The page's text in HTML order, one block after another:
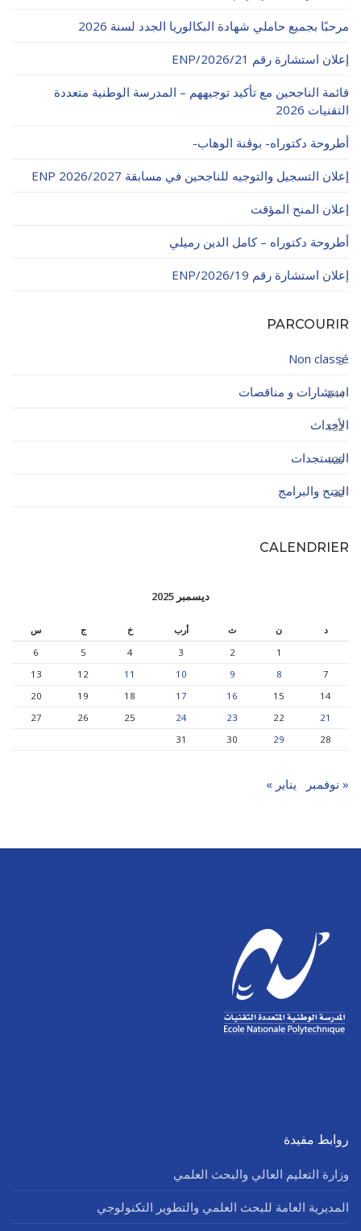
مرحبًا بجميع حاملي شهادة البكالوريا الجدد لسنة 2026
إعلان استشارة رقم 21/ENP/2026
قائمة الناجحين مع تأكيد توجيههم – المدرسة الوطنية متعددة
التقنيات 2026
أطروحة دكتوراه- بوڨنة الوهاب-
إعلان التسجيل والتوجيه للناجحين في مسابقة ENP 2026/2027
إعلان المنح المؤقت
أطروحة دكتوراه – كامل الدين رميلي
إعلان استشارة رقم 19/ENP/2026
PARCOURIR
Non classé
3
استشارات و مناقصات
244
الأحداث
132
المستجدات
125
المنح والبرامج
32
CALENDRIER
ديسمبر 2025
د ن ث أرب خ ج
س
1
2
3
4
5
6
7
8
9
10
11
12
13
14
15
16
17
18
19
20
21
22
23
24
25
26
27
28
29
30
31
« نوفمبر يناير »
روابط مفيدة
وزارة التعليم العالي والبحث العلمي
المديرية العامة للبحث العلمي والتطوير التكنولوجي